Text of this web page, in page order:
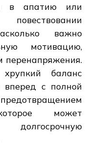
в апатию или
важно
мотивацию,
перенапряжения.
баланс
с полной
может